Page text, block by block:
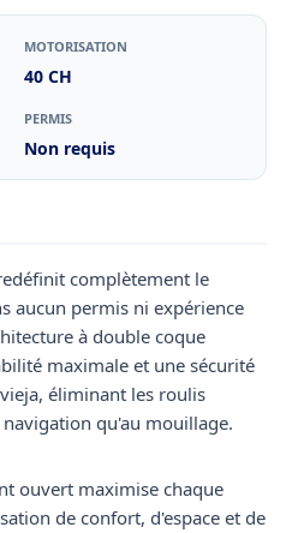
MOTORISATION
40 CH
PERMIS
Non requis
complètement le
aucun permis ni expérience
à double coque
maximale et une sécurité
éliminant les roulis
qu'au mouillage.
ouvert maximise chaque
de confort, d'espace et de